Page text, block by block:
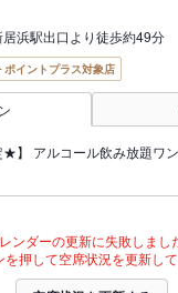
居浜駅出口より徒歩約49分
ポイントプラス対象店
★】 アルコール飲み放題ワ
ンダーの更新に失敗しまし
押して空席状況を更新して